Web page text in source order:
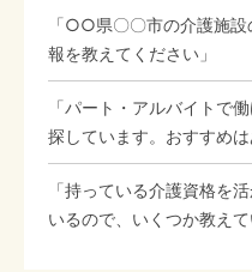
「○○県〇〇市の介護施
報を教えてください」
「パート・アルバイトで
探しています。おすすめは
「持っている介護資格を
いるので、いくつか教えて